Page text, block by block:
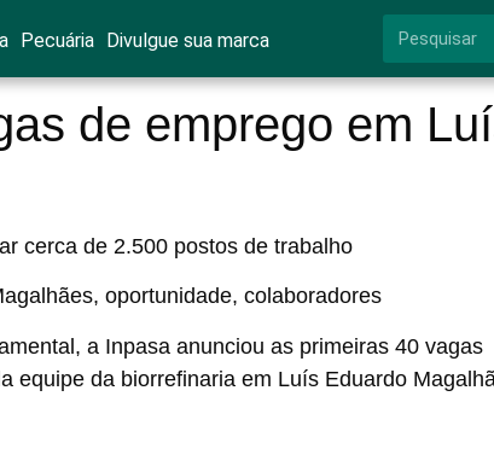
Pecuária Divulgue sua marca
de emprego em
cerca de 2.500 postos de trabalho
a Inpasa anunciou as primeiras 40 vagas
equipe da biorrefinaria em Luís Eduardo